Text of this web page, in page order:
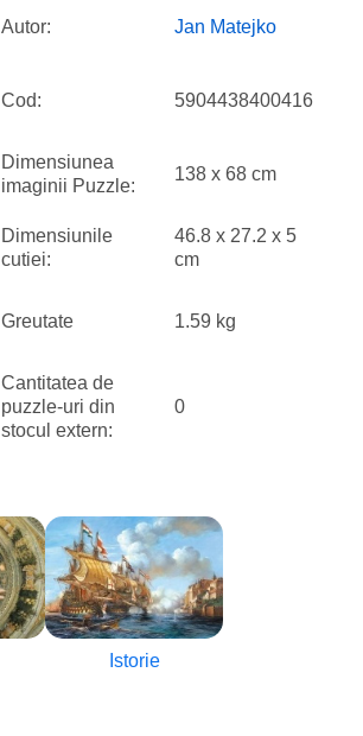
Autor: Jan Matejko
Cod: 5904438400416
Dimensiunea
imaginii Puzzle:
138 x 68 cm
Dimensiunile
cutiei:
46.8 x 27.2 x 5
cm
Greutate 1.59 kg
Cantitatea de
puzzle-uri din
stocul extern:
0
Istorie